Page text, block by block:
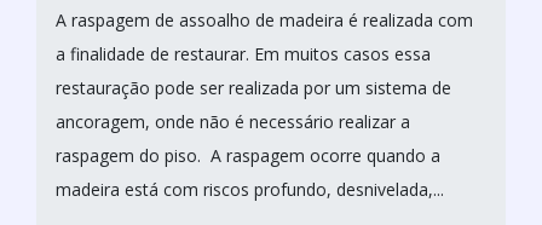
A raspagem de assoalho de madeira é realizada com
a finalidade de restaurar. Em muitos casos essa
restauração pode ser realizada por um sistema de
ancoragem, onde não é necessário realizar a
raspagem do piso. A raspagem ocorre quando a
madeira está com riscos profundo, desnivelada,...